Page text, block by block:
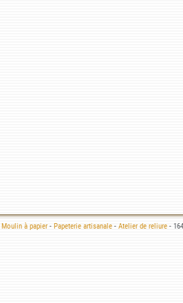
Moulin à papier- Papeterie artisanale- Atelier de reliure-